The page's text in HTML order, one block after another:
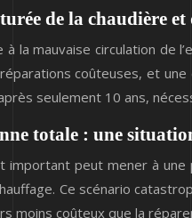
de la chaudière et
à la mauvaise circulation de
coûteuses, et
seulement 10 ans,
totale : une
important peut mener à
Ce scénario
moins coûteux que la